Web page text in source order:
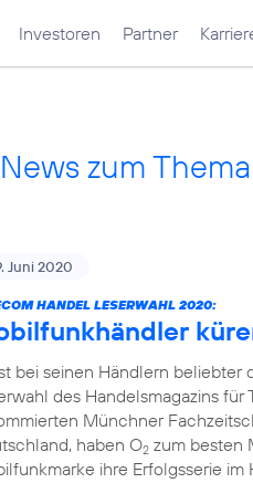
Investoren Partner
zum
Juni 2020
HANDEL LESERWAHL 2020:
bei seinen Händlern beliebter
des Handelsmagazins
Münchner
haben O2 zum besten
ihre Erfolgsserie im